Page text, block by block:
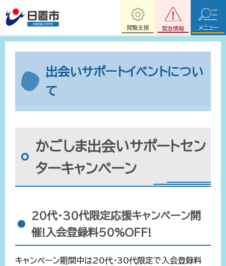
緊急情報
閲覧支援 メニュー
出会いサポートイベントについ
て
かごしま出会いサポートセン
ターキャンペーン
20代・30代限定応援キャンペーン開
催!入会登録料50%OFF!
キャンペーン期間中は20代・30代限定で入会登録料